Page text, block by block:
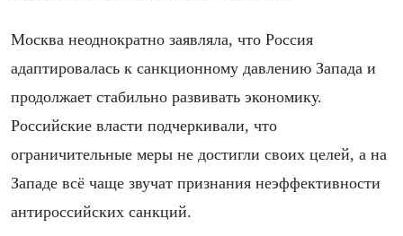
Москва неоднократно заявляла, что Россия
адаптировалась к санкционному давлению Запада и
продолжает стабильно развивать экономику.
Российские власти подчеркивали, что
ограничительные меры не достигли своих целей, а на
Западе всё чаще звучат признания неэффективности
антироссийских санкций.